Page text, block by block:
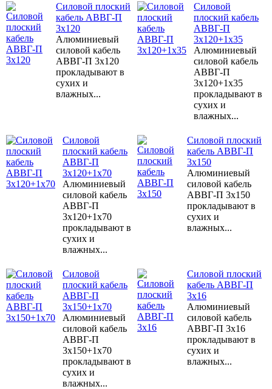
Силовой плоский
кабель АВВГ-П
3х120
Алюминиевый
силовой кабель
АВВГ-П 3х120
прокладывают в
сухих и
влажных...
Силовой
плоский кабель
АВВГ-П
3х120+1х35
Алюминиевый
силовой кабель
АВВГ-П
3х120+1х35
прокладывают в
сухих и
влажных...
Силовой
плоский кабель
АВВГ-П
3х120+1х70
Алюминиевый
силовой кабель
АВВГ-П
3х120+1х70
прокладывают в
сухих и
влажных...
Силовой плоский
кабель АВВГ-П
3х150
Алюминиевый
силовой кабель
АВВГ-П 3х150
прокладывают в
сухих и
влажных...
Силовой
плоский кабель
АВВГ-П
3х150+1х70
Алюминиевый
силовой кабель
АВВГ-П
3х150+1х70
прокладывают в
сухих и
влажных...
Силовой плоский
кабель АВВГ-П
3х16
Алюминиевый
силовой кабель
АВВГ-П 3х16
прокладывают в
сухих и
влажных...